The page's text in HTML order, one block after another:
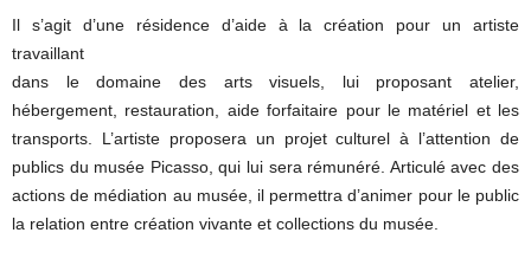
Il s’agit d’une résidence d’aide à la création pour un artiste
travaillant
dans le domaine des arts visuels, lui proposant atelier,
hébergement, restauration, aide forfaitaire pour le matériel et les
transports. L’artiste proposera un projet culturel à l’attention de
publics du musée Picasso, qui lui sera rémunéré. Articulé avec des
actions de médiation au musée, il permettra d’animer pour le public
la relation entre création vivante et collections du musée.